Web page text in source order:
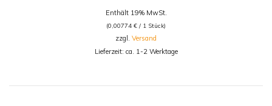
Enthält 19% MwSt.
(0,00774 € / 1 Stück)
zzgl. Versand
Lieferzeit: ca. 1-2 Werktage